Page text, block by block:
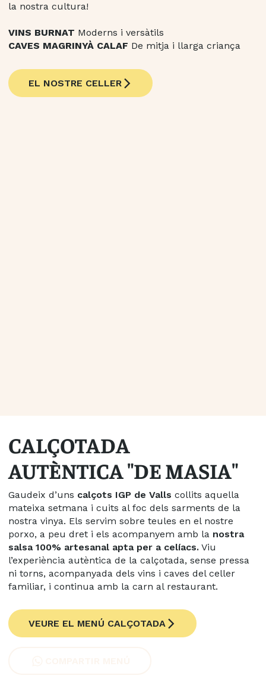
CALÇOTADA
AUTÈNTICA "DE MASIA"
Gaudeix d’uns calçots IGP de Valls collits aquella
mateixa setmana i cuits al foc dels sarments de la
nostra vinya. Els servim sobre teules en el nostre
porxo, a peu dret i els acompanyem amb la nostra
salsa 100% artesanal apta per a celíacs.Viu
l’experiència autèntica de la calçotada, sense pressa
ni torns, acompanyada dels vins i caves del celler
familiar, i continua amb la carn al restaurant.
VEURE EL MENÚ CALÇOTADA
la nostra cultura!
VINS BURNAT Moderns i versàtils
CAVES MAGRINYÀ CALAF De mitja i llarga criança
EL NOSTRE CELLER